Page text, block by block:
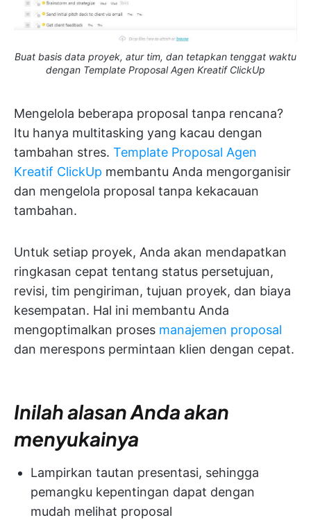
Buat basis data proyek, atur tim, dan tetapkan tenggat waktu
dengan Template Proposal Agen Kreatif ClickUp
Mengelola beberapa proposal tanpa rencana?
Itu hanya multitasking yang kacau dengan
tambahan stres. Template Proposal Agen
Kreatif ClickUp membantu Anda mengorganisir
dan mengelola proposal tanpa kekacauan
tambahan.
Untuk setiap proyek, Anda akan mendapatkan
ringkasan cepat tentang status persetujuan,
revisi, tim pengiriman, tujuan proyek, dan biaya
kesempatan. Hal ini membantu Anda
mengoptimalkan proses manajemen proposal
dan merespons permintaan klien dengan cepat.
Inilah alasan Anda akan
menyukainya
Lampirkan tautan presentasi, sehingga
pemangku kepentingan dapat dengan
mudah melihat proposal